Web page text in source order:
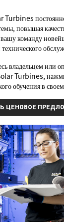
Turbines
повышая
команду
владельцем или
Turbines,
обучения в
ЦЕНОВОЕ